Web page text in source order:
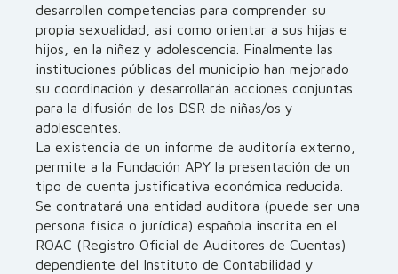
desarrollen competencias para comprender su
propia sexualidad, así como orientar a sus hijas e
hijos, en la niñez y adolescencia. Finalmente las
instituciones públicas del municipio han mejorado
su coordinación y desarrollarán acciones conjuntas
para la difusión de los DSR de niñas/os y
adolescentes.
La existencia de un informe de auditoría externo,
permite a la Fundación APY la presentación de un
tipo de cuenta justificativa económica reducida.
Se contratará una entidad auditora (puede ser una
persona física o jurídica) española inscrita en el
ROAC (Registro Oficial de Auditores de Cuentas)
dependiente del Instituto de Contabilidad y